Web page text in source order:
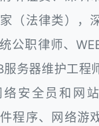
（法律类），
公职律师、
服务器维护工程
安全员和网
程序、网络游